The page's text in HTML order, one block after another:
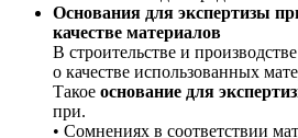
Основания для экспертизы
качестве материалов
В строительстве и
о качестве использованных
Такое основание для
при.
• Сомнениях в соответствии